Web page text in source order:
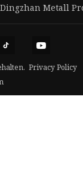
Metall
Privacy Policy